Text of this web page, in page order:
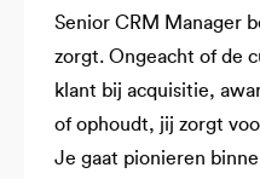
Senior CRM Manager
zorgt. Ongeacht of de
klant bij acquisitie,
of ophoudt, jij zorgt
Je gaat pionieren